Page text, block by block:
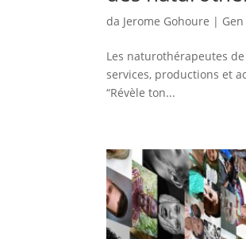
da Jerome Gohoure |
Les naturothérapeutes
services, productions et
“Révèle ton...